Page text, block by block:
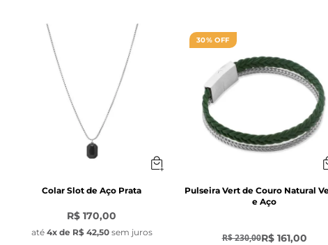
Colar Slot de Aço Prata
R$ 170,00
até 4x de R$ 42,50 sem juros
30% OFF
Pulseira Vert de Couro Natural
e Aço
R$ 230,00R$ 161,00